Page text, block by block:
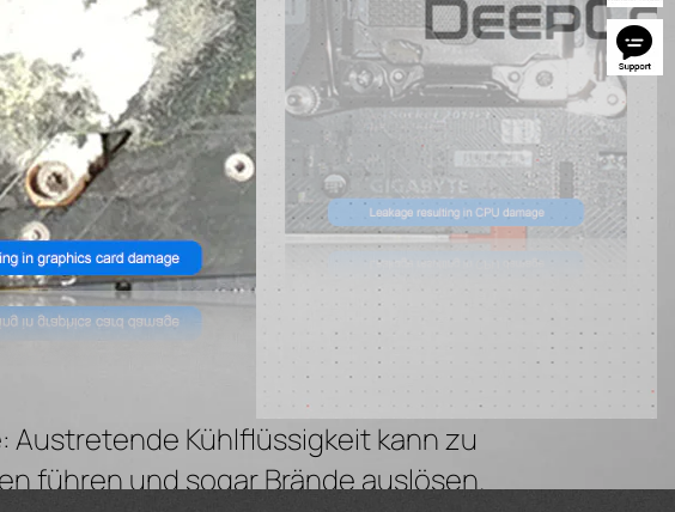
Austretende Kühlflüssigkeit kann zu
führen und sogar Brände auslösen.